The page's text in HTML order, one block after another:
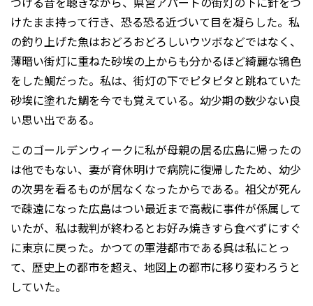
けたまま持って行き、恐る恐る近づいて目を凝らした。私
の釣り上げた魚はおどろおどろしいウツボなどではなく、
薄暗い街灯に重ねた砂埃の上からも分かるほど綺麗な鴇色
をした鯛だった。私は、街灯の下でピタピタと跳ねていた
砂埃に塗れた鯛を今でも覚えている。幼少期の数少ない良
い思い出である。
このゴールデンウィークに私が母親の居る広島に帰ったの
は他でもない、妻が育休明けで病院に復帰したため、幼少
の次男を看るものが居なくなったからである。祖父が死ん
で疎遠になった広島はつい最近まで高裁に事件が係属して
いたが、私は裁判が終わるとお好み焼きすら食べずにすぐ
に東京に戻った。かつての軍港都市である呉は私にとっ
て、歴史上の都市を超え、地図上の都市に移り変わろうと
していた。